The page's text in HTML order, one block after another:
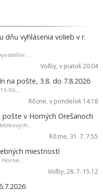
dňu vyhlásenia volieb v r.
Voľby, v piatok 20:04
na pošte, 3.8. do 7.8.2026
Rôzne, v pondelok 14:18
v Horných Orešanoch
Rôzne, 31. 7. 7:55
miestností
Voľby, 28. 7. 15:12